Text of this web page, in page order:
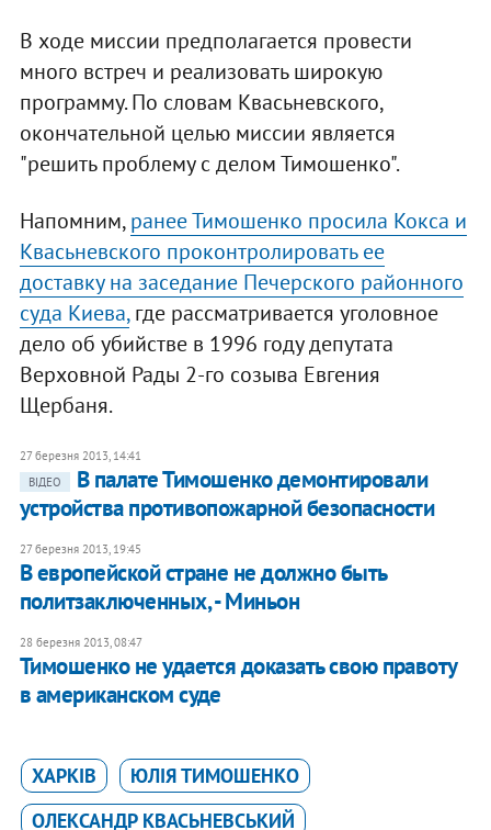
В ходе миссии предполагается провести
много встреч и реализовать широкую
программу. По словам Квасьневского,
окончательной целью миссии является
"решить проблему с делом Тимошенко".
Напомним,ранее Тимошенко просила Кокса и
Квасьневского проконтролировать ее
доставку на заседание Печерского районного
суда Киева,где рассматривается уголовное
дело об убийстве в 1996 году депутата
Верховной Рады 2-го созыва Евгения
Щербаня.
27 березня 2013, 14:41
ВІДЕО
В палате Тимошенко демонтировали
устройства противопожарной безопасности
27 березня 2013, 19:45
В европейской стране не должно быть
политзаключенных, - Миньон
28 березня 2013, 08:47
Тимошенко не удается доказать свою правоту
в американском суде
ХАРКІВ
ЮЛІЯ ТИМОШЕНКО
ОЛЕКСАНДР КВАСЬНЕВСЬКИЙ